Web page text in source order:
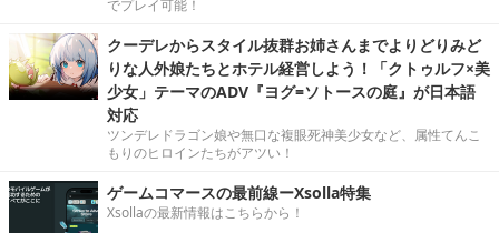
でプレイ可能！
クーデレからスタイル抜群お姉さんまでよりどりみど
りな人外娘たちとホテル経営しよう！「クトゥルフ×美
少女」テーマのADV『ヨグ=ソトースの庭』が日本語
対応
ツンデレドラゴン娘や無口な複眼死神美少女など、属性てんこ
もりのヒロインたちがアツい！
ゲームコマースの最前線ーXsolla特集
Xsollaの最新情報はこちらから！